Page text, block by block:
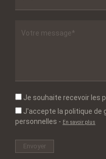
Je souhaite recevoir les
J'accepte la politique de
personnelles - En savoir plus